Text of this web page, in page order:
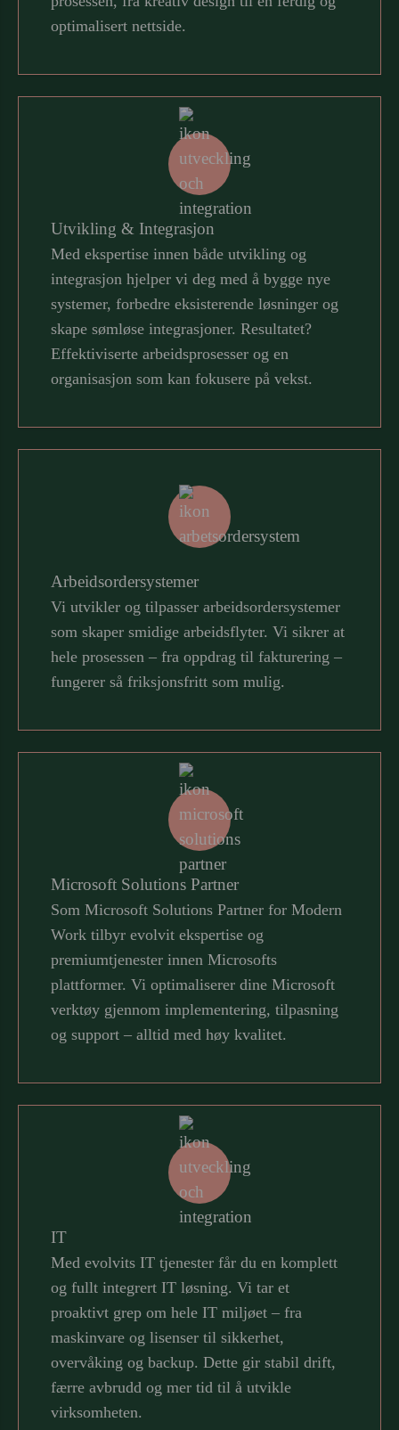
Regnskap
Forretningssystem
Webutvikling
Utvikling & Integrasjon
optimalisert nettside.
Utvikling & Integrasjon
Med ekspertise innen både utvikling og
integrasjon hjelper vi deg med å bygge nye
systemer, forbedre eksisterende løsninger og
skape sømløse integrasjoner. Resultatet?
Effektiviserte arbeidsprosesser og en
organisasjon som kan fokusere på vekst.
Arbeidsordersystemer
Vi utvikler og tilpasser arbeidsordersystemer
som skaper smidige arbeidsflyter. Vi sikrer at
hele prosessen – fra oppdrag til fakturering –
fungerer så friksjonsfritt som mulig.
Microsoft Solutions Partner
Som Microsoft Solutions Partner for Modern
Work tilbyr evolvit ekspertise og
premiumtjenester innen Microsofts
plattformer. Vi optimaliserer dine Microsoft
verktøy gjennom implementering, tilpasning
og support – alltid med høy kvalitet.
IT
Med evolvits IT tjenester får du en komplett
og fullt integrert IT løsning. Vi tar et
proaktivt grep om hele IT miljøet – fra
maskinvare og lisenser til sikkerhet,
overvåking og backup. Dette gir stabil drift,
færre avbrudd og mer tid til å utvikle
virksomheten.